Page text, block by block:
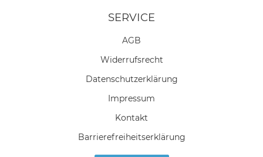
SERVICE
AGB
Widerrufs­recht
Daten­schutz­erklärung
Impressum
Kontakt
Barrierefreiheitserklärung